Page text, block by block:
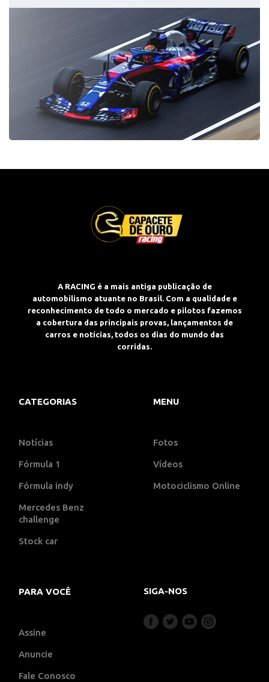
A RACING é a mais antiga publicação de
automobilismo atuante no Brasil. Com a qualidade e
reconhecimento de todo o mercado e pilotos fazemos
a cobertura das principais provas, lançamentos de
carros e notícias, todos os dias do mundo das
corridas.
CATEGORIAS
Notícias
Fórmula 1
Fórmula indy
Mercedes Benz
challenge
Stock car
MENU
Fotos
Vídeos
Motociclismo Online
PARA VOCÊ
Assine
Anuncie
Fale Conosco
SIGA-NOS